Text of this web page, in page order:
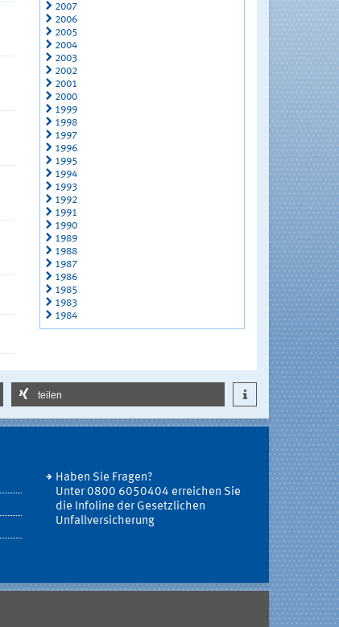
2007
2006
2005
2004
2003
2002
2001
2000
1999
1998
1997
1996
1995
1994
1993
1992
1991
1990
1989
1988
1987
1986
1985
1983
1984
teilen
Haben Sie Fragen?
Unter 0800 6050404 erreichen Sie
die Infoline der Gesetzlichen
Unfallversicherung